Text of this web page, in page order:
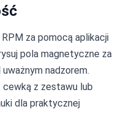
za pomocą aplikacji
pola magnetyczne za
nadzorem.
cewką z zestawu lub
dla praktycznej